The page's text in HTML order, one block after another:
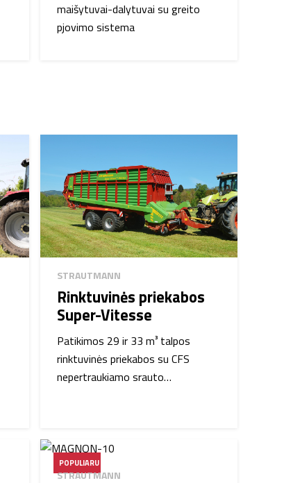
maišytuvai-dalytuvai su greito
pjovimo sistema
STRAUTMANN
Rinktuvinės priekabos
Super-Vitesse
Patikimos 29 ir 33 m³ talpos
rinktuvinės priekabos su CFS
nepertraukiamo srauto…
POPULIARU
STRAUTMANN